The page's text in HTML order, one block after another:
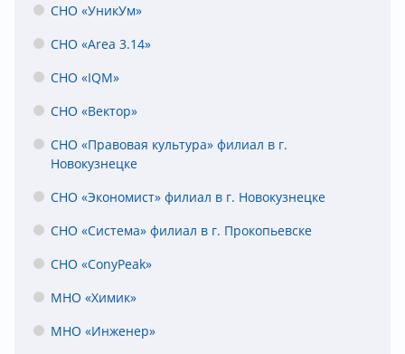
СНО «УникУм»
СНО «Area 3.14»
СНО «IQM»
СНО «Вектор»
СНО «Правовая культура» филиал в г.
Новокузнецке
СНО «Экономист» филиал в г. Новокузнецке
СНО «Система» филиал в г. Прокопьевске
СНО «ConyPeak»
МНО «Химик»
МНО «Инженер»